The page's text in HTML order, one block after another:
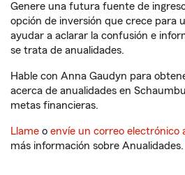
Genere una futura fuente de
opción de inversión que crece para
ayudar a aclarar la confusión e
se trata de anualidades.
Hable con Anna Gaudyn para
acerca de anualidades en
metas financieras.
Llame o envíe un correo electrónico
más información sobre Anualidades.